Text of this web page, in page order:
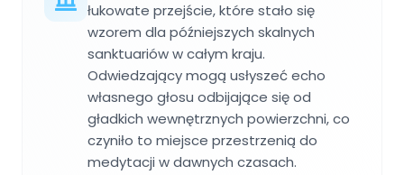
łukowate przejście, które stało się
wzorem dla późniejszych skalnych
sanktuariów w całym kraju.
Odwiedzający mogą usłyszeć echo
własnego głosu odbijające się od
gładkich wewnętrznych powierzchni, co
czyniło to miejsce przestrzenią do
medytacji w dawnych czasach.